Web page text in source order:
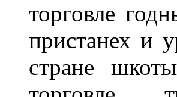
торговле
пристанех и
стране